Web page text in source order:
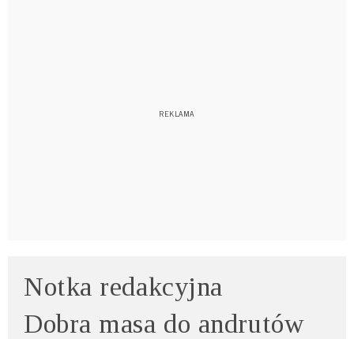
Notka redakcyjna
Dobra masa do andrutów